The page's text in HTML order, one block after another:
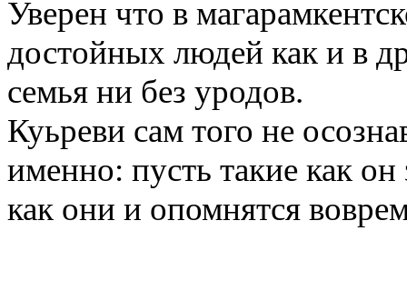
Уверен что в
достойных людей как и в
семья ни без уродов.
Куьреви сам того не
именно: пусть такие как
как они и опомнятся